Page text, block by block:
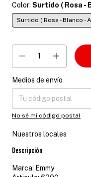
Color: Surtido ( Rosa -
Surtido ( Rosa - Blanco -
Entregas para el CP:
Medios de envío
No sé mi código postal
Nuestros locales
Descripción
Marca: Emmy